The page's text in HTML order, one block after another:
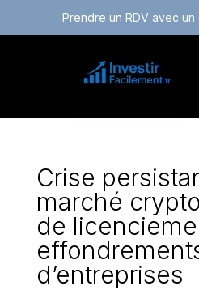
Prendre un RDV avec
Crise
marché
de
d’entreprises